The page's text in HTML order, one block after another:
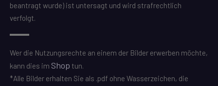
beantragt wurde) ist untersagt und wird strafrechtlich
verfolgt.
Wer die Nutzungsrechte an einem der Bilder erwerben möchte,
kann dies im Shop tun.
*Alle Bilder erhalten Sie als .pdf ohne Wasserzeichen, die